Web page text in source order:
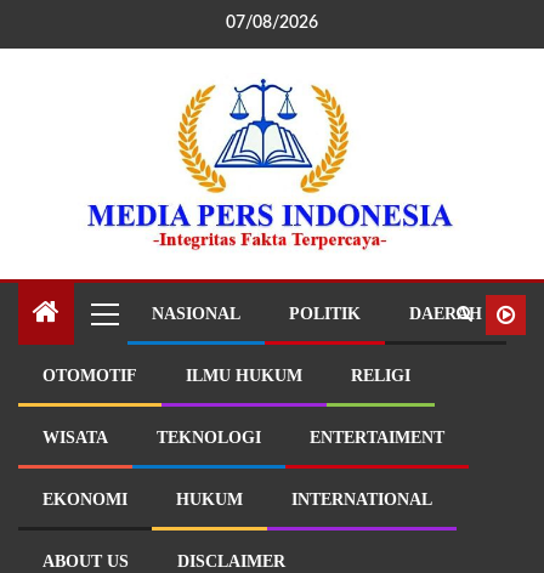
07/08/2026
NASIONAL POLITIK DAERAH
OTOMOTIF ILMU HUKUM RELIGI
WISATA TEKNOLOGI ENTERTAIMENT
EKONOMI HUKUM INTERNATIONAL
ABOUT US DISCLAIMER